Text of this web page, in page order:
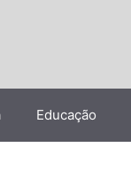
Educação